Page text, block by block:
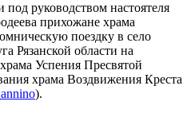
руководством настоятеля
прихожане храма
поездку в село
Рязанской области на
Успения Пресвятой
храма Воздвижения Креста
).